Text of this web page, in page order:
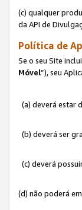
(c) qualquer
da API de
Política de
Se o seu Site
Móvel”), seu
(a) deverá estar
(b) deverá ser
(c) deverá
(d) não poderá